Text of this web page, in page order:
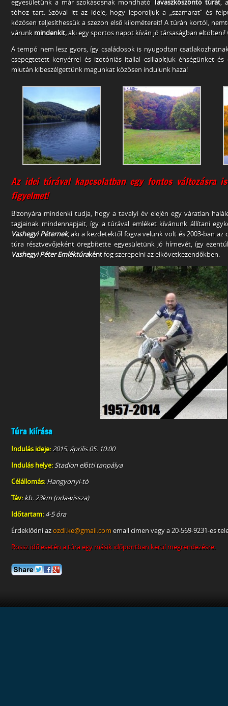
egyesületünk a már szokásosnak mondhatóTavaszköszöntő túrát,
tóhoz tart. Szóval itt az ideje, hogy leporoljuk a „szamarat” és
közösen teljesíthessük a szezon első kilométereit! A túrán kortól,
várunk mindenkit, aki egy sportos napot kíván jó társaságban eltölteni!
A tempó nem lesz gyors, így családosok is nyugodtan
csepegtetett kenyérrel és izotóniás itallal csillapítjuk éhségünket
miután kibeszélgettünk magunkat közösen indulunk haza!
Az idei túrával kapcsolatban egy fontos változásra
figyelmet!
Bizonyára mindenki tudja, hogy a tavalyi év elején egy váratlan
tagjainak mindennapjait, így a túrával emléket kívánunk állítani
Vashegyi Péternek, aki a kezdetektől fogva velünk volt és 2003-ban az
túra résztvevőjeként öregbítette egyesületünk jó hírnevét, így
Vashegyi Péter Emléktúrakéntfog szerepelni az elkövetkezendőkben.
Túra kiírása
Indulás ideje: 2015. április 05. 10:00
Indulás helye: Stadion előtti tanpálya
Célállomás: Hangyonyi-tó
Táv: kb. 23km (oda-vissza)
Időtartam: 4-5 óra
Érdeklődni az ozdi.ke@gmail.com email címen vagy a 20-569-9231-es
Rossz idő esetén a túra egy másik időpontban kerül megrendezésre.